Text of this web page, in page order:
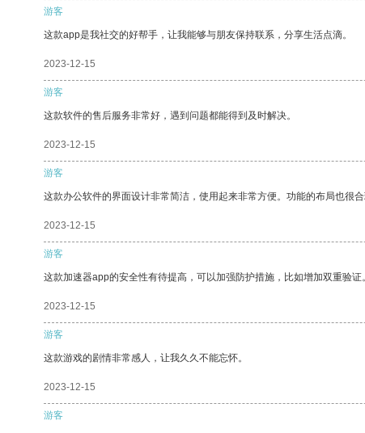
游客
这款app是我社交的好帮手，让我能够与朋友保持联系，分享生活点滴。
2023-12-15
游客
这款软件的售后服务非常好，遇到问题都能得到及时解决。
2023-12-15
游客
这款办公软件的界面设计非常简洁，使用起来非常方便。功能的布局也很合
2023-12-15
游客
这款加速器app的安全性有待提高，可以加强防护措施，比如增加双重验证。
2023-12-15
游客
这款游戏的剧情非常感人，让我久久不能忘怀。
2023-12-15
游客